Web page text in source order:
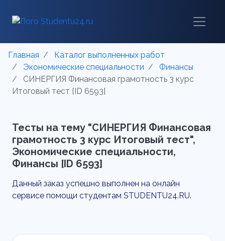
Главная
Каталог выполненных работ
Экономические специальности
Финансы
СИНЕРГИЯ Финансовая грамотность 3 курс
Итоговый тест [ID 6593]
Тесты на тему "СИНЕРГИЯ Финансовая
грамотность 3 курс Итоговый тест",
Экономические специальности,
Финансы [ID 6593]
Данный заказ успешно выполнен на онлайн
сервисе помощи студентам STUDENTU24.RU.